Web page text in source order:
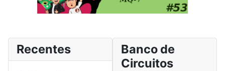
Recentes
Banco de
Circuitos